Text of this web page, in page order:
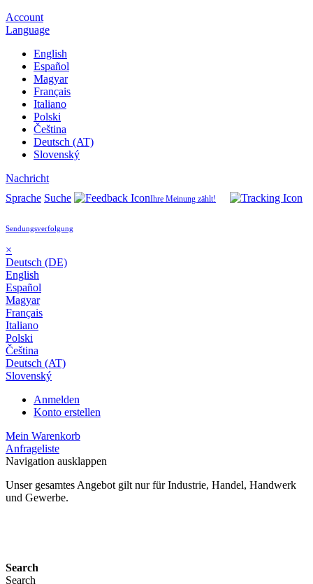
Account
Language
English
Español
Magyar
Français
Italiano
Polski
Čeština
Deutsch (AT)
Slovenský
Nachricht
Sprache Suche Ihre Meinung zählt!
Sendungsverfolgung
×
Deutsch (DE)
English
Español
Magyar
Français
Italiano
Polski
Čeština
Deutsch (AT)
Slovenský
Anmelden
Konto erstellen
Mein Warenkorb
Anfrageliste
Navigation ausklappen
Unser gesamtes Angebot gilt nur für Industrie, Handel, Handwerk
und Gewerbe.
Search
Search